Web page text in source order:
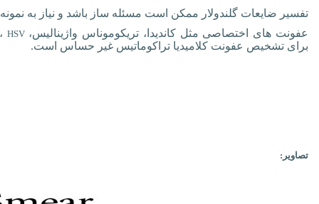
تفسیر ضایعات گلندولار ممکن است مسئله ساز باشد و نیاز به
عفونت های اختصاصی مثل کاندیدا، تریکوموناس واژینالیس،HSV
برای تشخیص عفونت کلامیدیا تراکوماتیس غیر حساس است.
:تصاویر